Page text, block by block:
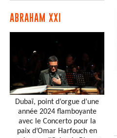
ABRAHAM XXI
Dubaï, point d’orgue d’une
année 2024 flamboyante
avec le Concerto pour la
paix d’Omar Harfouch en